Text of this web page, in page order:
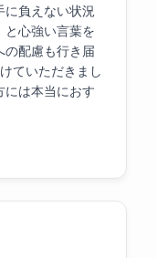
に負えない状況
と心強い言葉を
の配慮も行き届
ていただきまし
には本当におす